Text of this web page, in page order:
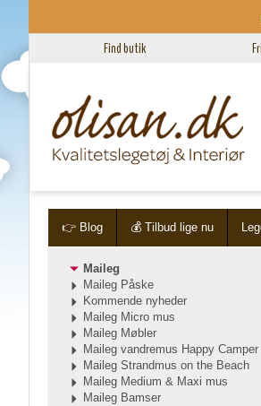
Find butik
👉 Blog 💰 Tilbud lige nu
Maileg
Maileg Påske
Kommende nyheder
Maileg Micro mus
Maileg Møbler
Maileg vandremus Happy Camper
Maileg Strandmus on the Beach
Maileg Medium & Maxi mus
Maileg Bamser